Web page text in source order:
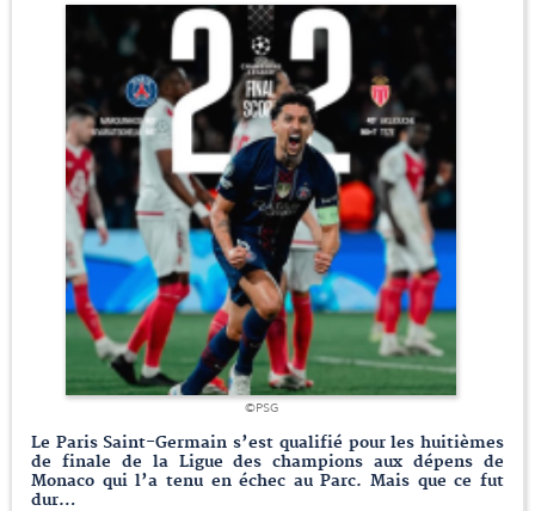
©PSG
Le Paris Saint-Germain s’est qualifié pour les huitièmes
de finale de la Ligue des champions aux dépens de
Monaco qui l’a tenu en échec au Parc. Mais que ce fut
dur…